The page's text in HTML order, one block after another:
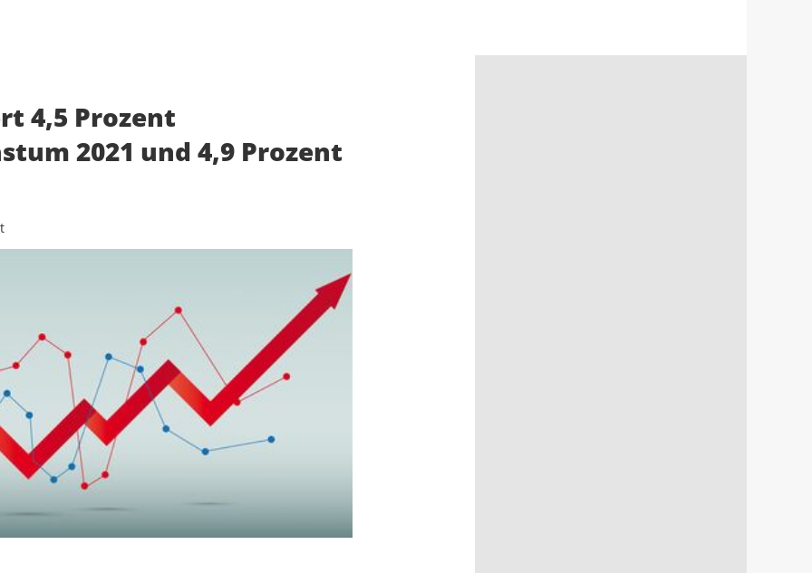
4,5 Prozent
2021 und 4,9 Prozent